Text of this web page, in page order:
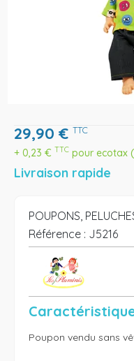
29,90 € TTC
+ 0,23 € TTC pour ecotax
Livraison rapide
POUPONS,
Référence : J5216
Poupon vendu sans